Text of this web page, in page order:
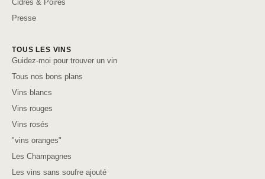
Cidres & Poirés
Presse
TOUS LES VINS
Guidez-moi pour trouver un vin
Tous nos bons plans
Vins blancs
Vins rouges
Vins rosés
"vins oranges"
Les Champagnes
Les vins sans soufre ajouté